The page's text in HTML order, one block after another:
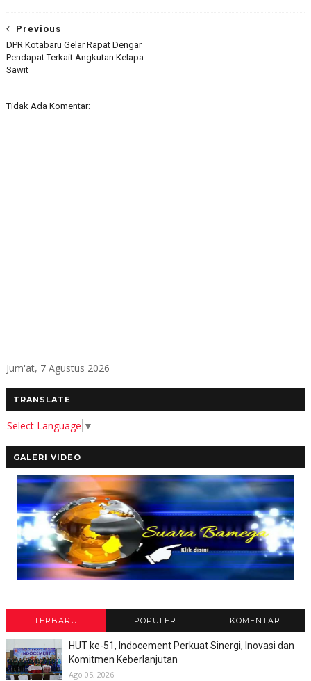
Previous
DPR Kotabaru Gelar Rapat Dengar
Pendapat Terkait Angkutan Kelapa
Sawit
Tidak Ada Komentar:
Jum'at, 7 Agustus 2026
TRANSLATE
Select Language ▼
GALERI VIDEO
TERBARU POPULER KOMENTAR
HUT ke-51, Indocement Perkuat Sinergi, Inovasi dan
Komitmen Keberlanjutan
Ago 05, 2026